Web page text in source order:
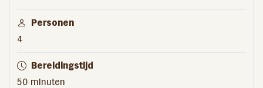
Personen
4
Bereidingstijd
50 minuten